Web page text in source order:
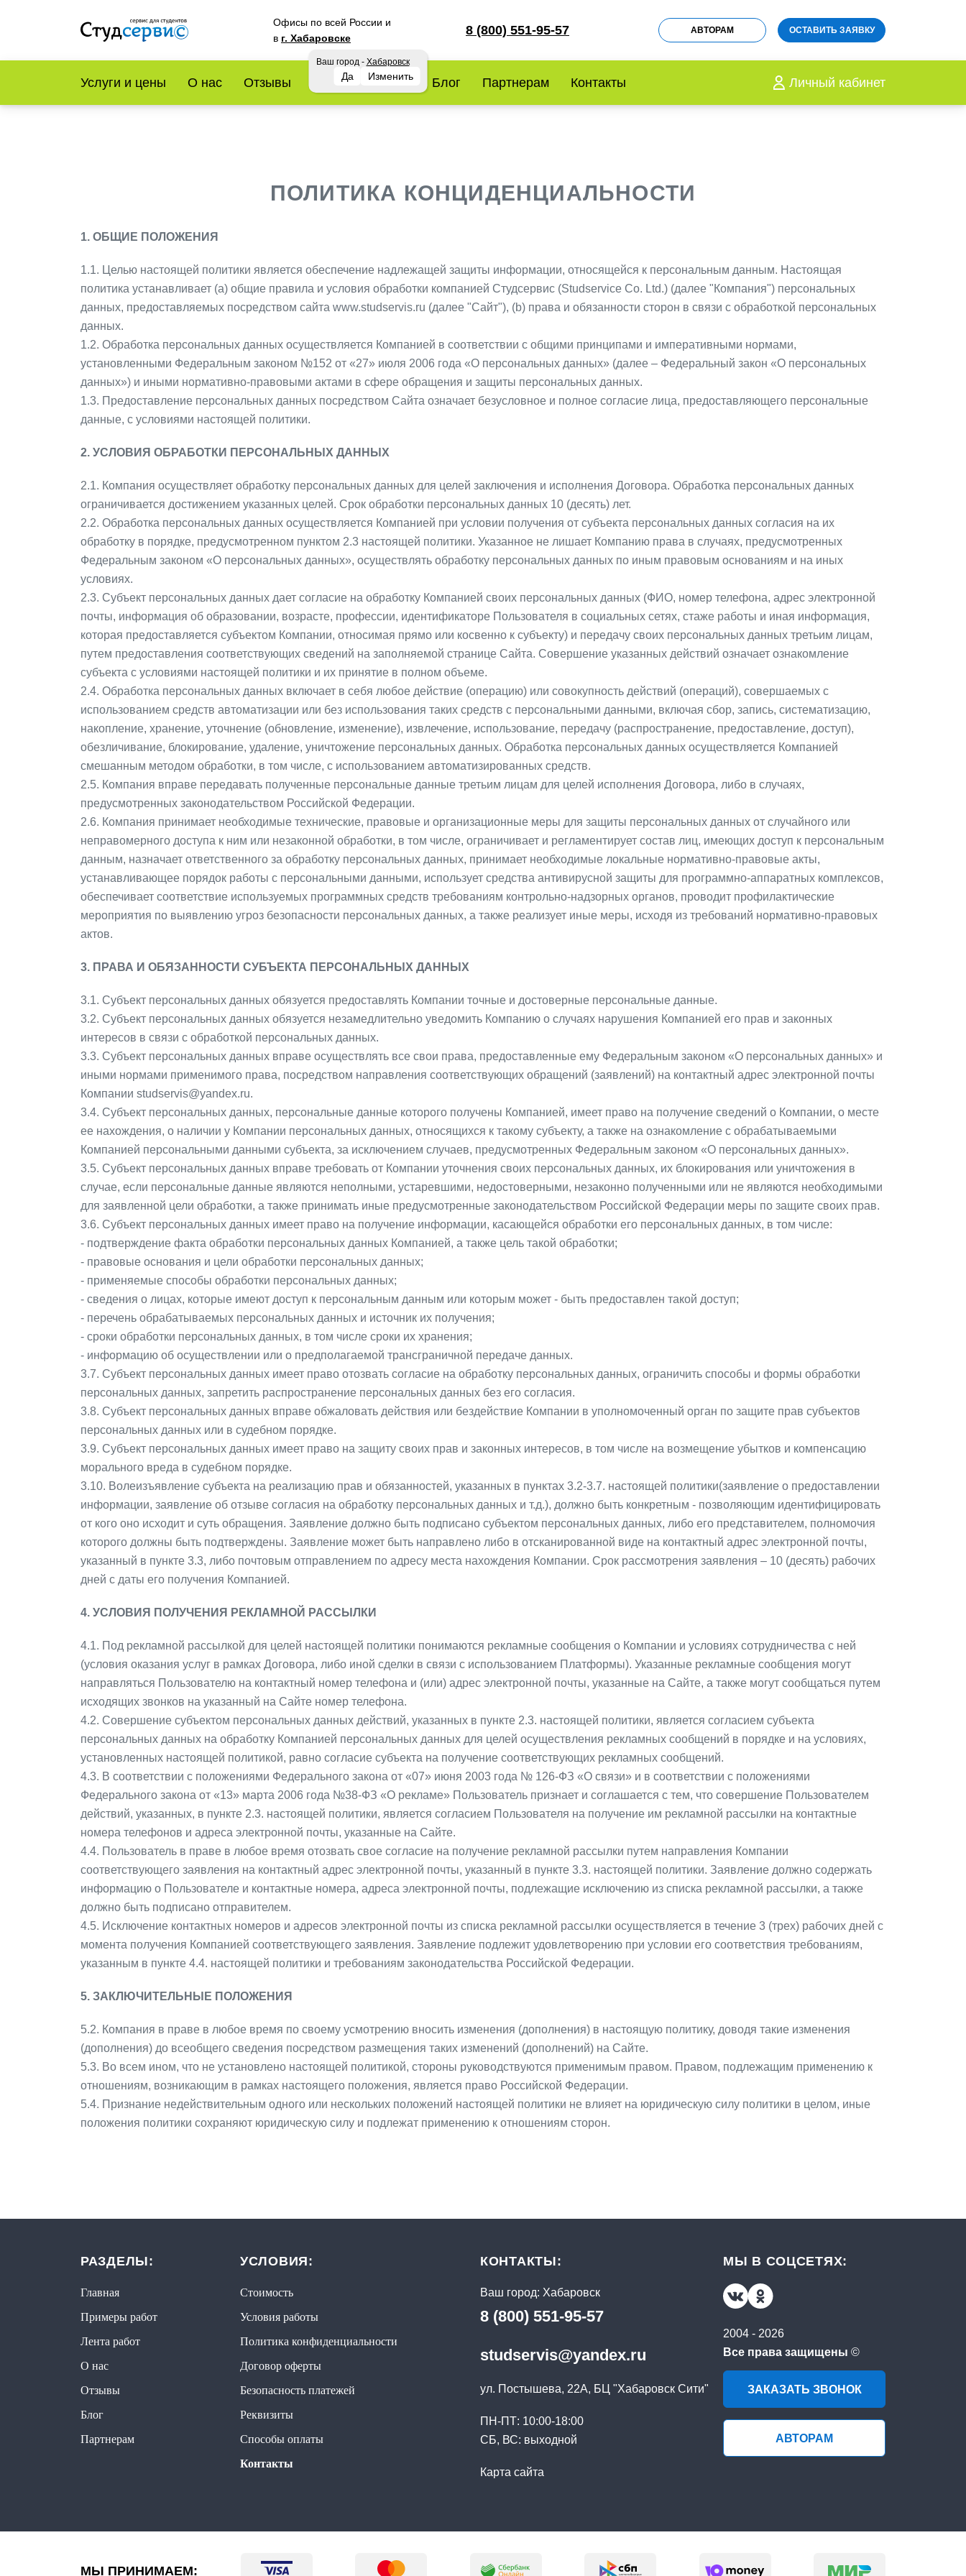
Офисы по всей России и
в г. Хабаровске
Ваш город - Хабаровск
Да Изменить
8 (800) 551-95-57 АВТОРАМ ОСТАВИТЬ ЗАЯВКУ
Услуги и цены О нас Отзывы Условия работы Блог Партнерам Контакты Личный кабинет
ПОЛИТИКА КОНЦИДЕНЦИАЛЬНОСТИ
1. ОБЩИЕ ПОЛОЖЕНИЯ
1.1. Целью настоящей политики является обеспечение надлежащей защиты информации, относящейся к персональным данным. Настоящая
политика устанавливает (a) общие правила и условия обработки компанией Студсервис (Studservice Co. Ltd.) (далее "Компания") персональных
данных, предоставляемых посредством сайта www.studservis.ru (далее "Сайт"), (b) права и обязанности сторон в связи с обработкой персональных
данных.
1.2. Обработка персональных данных осуществляется Компанией в соответствии с общими принципами и императивными нормами,
установленными Федеральным законом №152 от «27» июля 2006 года «О персональных данных» (далее – Федеральный закон «О персональных
данных») и иными нормативно-правовыми актами в сфере обращения и защиты персональных данных.
1.3. Предоставление персональных данных посредством Сайта означает безусловное и полное согласие лица, предоставляющего персональные
данные, с условиями настоящей политики.
2. УСЛОВИЯ ОБРАБОТКИ ПЕРСОНАЛЬНЫХ ДАННЫХ
2.1. Компания осуществляет обработку персональных данных для целей заключения и исполнения Договора. Обработка персональных данных
ограничивается достижением указанных целей. Срок обработки персональных данных 10 (десять) лет.
2.2. Обработка персональных данных осуществляется Компанией при условии получения от субъекта персональных данных согласия на их
обработку в порядке, предусмотренном пунктом 2.3 настоящей политики. Указанное не лишает Компанию права в случаях, предусмотренных
Федеральным законом «О персональных данных», осуществлять обработку персональных данных по иным правовым основаниям и на иных
условиях.
2.3. Субъект персональных данных дает согласие на обработку Компанией своих персональных данных (ФИО, номер телефона, адрес электронной
почты, информация об образовании, возрасте, профессии, идентификаторе Пользователя в социальных сетях, стаже работы и иная информация,
которая предоставляется субъектом Компании, относимая прямо или косвенно к субъекту) и передачу своих персональных данных третьим лицам,
путем предоставления соответствующих сведений на заполняемой странице Сайта. Совершение указанных действий означает ознакомление
субъекта с условиями настоящей политики и их принятие в полном объеме.
2.4. Обработка персональных данных включает в себя любое действие (операцию) или совокупность действий (операций), совершаемых с
использованием средств автоматизации или без использования таких средств с персональными данными, включая сбор, запись, систематизацию,
накопление, хранение, уточнение (обновление, изменение), извлечение, использование, передачу (распространение, предоставление, доступ),
обезличивание, блокирование, удаление, уничтожение персональных данных. Обработка персональных данных осуществляется Компанией
смешанным методом обработки, в том числе, с использованием автоматизированных средств.
2.5. Компания вправе передавать полученные персональные данные третьим лицам для целей исполнения Договора, либо в случаях,
предусмотренных законодательством Российской Федерации.
2.6. Компания принимает необходимые технические, правовые и организационные меры для защиты персональных данных от случайного или
неправомерного доступа к ним или незаконной обработки, в том числе, ограничивает и регламентирует состав лиц, имеющих доступ к персональным
данным, назначает ответственного за обработку персональных данных, принимает необходимые локальные нормативно-правовые акты,
устанавливающее порядок работы с персональными данными, использует средства антивирусной защиты для программно-аппаратных комплексов,
обеспечивает соответствие используемых программных средств требованиям контрольно-надзорных органов, проводит профилактические
мероприятия по выявлению угроз безопасности персональных данных, а также реализует иные меры, исходя из требований нормативно-правовых
актов.
3. ПРАВА И ОБЯЗАННОСТИ СУБЪЕКТА ПЕРСОНАЛЬНЫХ ДАННЫХ
3.1. Субъект персональных данных обязуется предоставлять Компании точные и достоверные персональные данные.
3.2. Субъект персональных данных обязуется незамедлительно уведомить Компанию о случаях нарушения Компанией его прав и законных
интересов в связи с обработкой персональных данных.
3.3. Субъект персональных данных вправе осуществлять все свои права, предоставленные ему Федеральным законом «О персональных данных» и
иными нормами применимого права, посредством направления соответствующих обращений (заявлений) на контактный адрес электронной почты
Компании studservis@yandex.ru.
3.4. Субъект персональных данных, персональные данные которого получены Компанией, имеет право на получение сведений о Компании, о месте
ее нахождения, о наличии у Компании персональных данных, относящихся к такому субъекту, а также на ознакомление с обрабатываемыми
Компанией персональными данными субъекта, за исключением случаев, предусмотренных Федеральным законом «О персональных данных».
3.5. Субъект персональных данных вправе требовать от Компании уточнения своих персональных данных, их блокирования или уничтожения в
случае, если персональные данные являются неполными, устаревшими, недостоверными, незаконно полученными или не являются необходимыми
для заявленной цели обработки, а также принимать иные предусмотренные законодательством Российской Федерации меры по защите своих прав.
3.6. Субъект персональных данных имеет право на получение информации, касающейся обработки его персональных данных, в том числе:
- подтверждение факта обработки персональных данных Компанией, а также цель такой обработки;
- правовые основания и цели обработки персональных данных;
- применяемые способы обработки персональных данных;
- сведения о лицах, которые имеют доступ к персональным данным или которым может - быть предоставлен такой доступ;
- перечень обрабатываемых персональных данных и источник их получения;
- сроки обработки персональных данных, в том числе сроки их хранения;
- информацию об осуществлении или о предполагаемой трансграничной передаче данных.
3.7. Субъект персональных данных имеет право отозвать согласие на обработку персональных данных, ограничить способы и формы обработки
персональных данных, запретить распространение персональных данных без его согласия.
3.8. Субъект персональных данных вправе обжаловать действия или бездействие Компании в уполномоченный орган по защите прав субъектов
персональных данных или в судебном порядке.
3.9. Субъект персональных данных имеет право на защиту своих прав и законных интересов, в том числе на возмещение убытков и компенсацию
морального вреда в судебном порядке.
3.10. Волеизъявление субъекта на реализацию прав и обязанностей, указанных в пунктах 3.2-3.7. настоящей политики(заявление о предоставлении
информации, заявление об отзыве согласия на обработку персональных данных и т.д.), должно быть конкретным - позволяющим идентифицировать
от кого оно исходит и суть обращения. Заявление должно быть подписано субъектом персональных данных, либо его представителем, полномочия
которого должны быть подтверждены. Заявление может быть направлено либо в отсканированной виде на контактный адрес электронной почты,
указанный в пункте 3.3, либо почтовым отправлением по адресу места нахождения Компании. Срок рассмотрения заявления – 10 (десять) рабочих
дней с даты его получения Компанией.
4. УСЛОВИЯ ПОЛУЧЕНИЯ РЕКЛАМНОЙ РАССЫЛКИ
4.1. Под рекламной рассылкой для целей настоящей политики понимаются рекламные сообщения о Компании и условиях сотрудничества с ней
(условия оказания услуг в рамках Договора, либо иной сделки в связи с использованием Платформы). Указанные рекламные сообщения могут
направляться Пользователю на контактный номер телефона и (или) адрес электронной почты, указанные на Сайте, а также могут сообщаться путем
исходящих звонков на указанный на Сайте номер телефона.
4.2. Совершение субъектом персональных данных действий, указанных в пункте 2.3. настоящей политики, является согласием субъекта
персональных данных на обработку Компанией персональных данных для целей осуществления рекламных сообщений в порядке и на условиях,
установленных настоящей политикой, равно согласие субъекта на получение соответствующих рекламных сообщений.
4.3. В соответствии с положениями Федерального закона от «07» июня 2003 года № 126-ФЗ «О связи» и в соответствии с положениями
Федерального закона от «13» марта 2006 года №38-ФЗ «О рекламе» Пользователь признает и соглашается с тем, что совершение Пользователем
действий, указанных, в пункте 2.3. настоящей политики, является согласием Пользователя на получение им рекламной рассылки на контактные
номера телефонов и адреса электронной почты, указанные на Сайте.
4.4. Пользователь в праве в любое время отозвать свое согласие на получение рекламной рассылки путем направления Компании
соответствующего заявления на контактный адрес электронной почты, указанный в пункте 3.3. настоящей политики. Заявление должно содержать
информацию о Пользователе и контактные номера, адреса электронной почты, подлежащие исключению из списка рекламной рассылки, а также
должно быть подписано отправителем.
4.5. Исключение контактных номеров и адресов электронной почты из списка рекламной рассылки осуществляется в течение 3 (трех) рабочих дней с
момента получения Компанией соответствующего заявления. Заявление подлежит удовлетворению при условии его соответствия требованиям,
указанным в пункте 4.4. настоящей политики и требованиям законодательства Российской Федерации.
5. ЗАКЛЮЧИТЕЛЬНЫЕ ПОЛОЖЕНИЯ
5.2. Компания в праве в любое время по своему усмотрению вносить изменения (дополнения) в настоящую политику, доводя такие изменения
(дополнения) до всеобщего сведения посредством размещения таких изменений (дополнений) на Сайте.
5.3. Во всем ином, что не установлено настоящей политикой, стороны руководствуются применимым правом. Правом, подлежащим применению к
отношениям, возникающим в рамках настоящего положения, является право Российской Федерации.
5.4. Признание недействительным одного или нескольких положений настоящей политики не влияет на юридическую силу политики в целом, иные
положения политики сохраняют юридическую силу и подлежат применению к отношениям сторон.
РАЗДЕЛЫ:
Главная
Примеры работ
Лента работ
О нас
Отзывы
Блог
Партнерам
УСЛОВИЯ:
Стоимость
Условия работы
Политика конфиденциальности
Договор оферты
Безопасность платежей
Реквизиты
Способы оплаты
Контакты
КОНТАКТЫ:
Ваш город: Хабаровск
8 (800) 551-95-57
studservis@yandex.ru
ул. Постышева, 22А, БЦ "Хабаровск Сити"
ПН-ПТ: 10:00-18:00
СБ, ВС: выходной
Карта сайта
МЫ В СОЦСЕТЯХ:
2004 - 2026
Все права защищены ©
ЗАКАЗАТЬ ЗВОНОК
АВТОРАМ
МЫ ПРИНИМАЕМ: